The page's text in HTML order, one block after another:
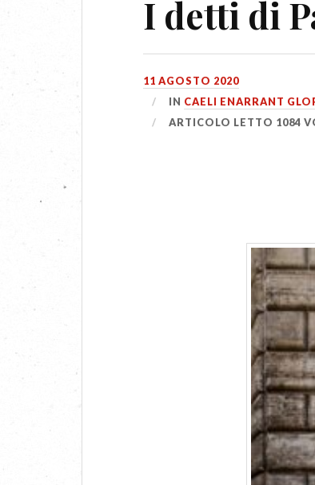
I detti di
11 AGOSTO 2020
IN CAELI ENARRANT
ARTICOLO LETTO 1084